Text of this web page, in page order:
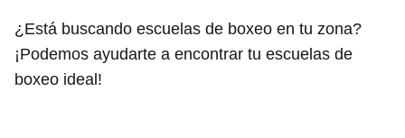
¿Está buscando escuelas de boxeo en tu zona?
¡Podemos ayudarte a encontrar tu escuelas de
boxeo ideal!